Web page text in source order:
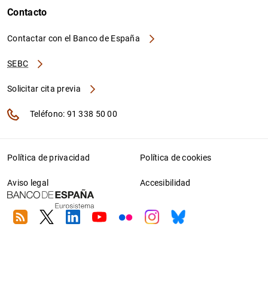
Contacto
Contactar con el Banco de España
SEBC
Solicitar cita previa
Teléfono: 91 338 50 00
Política de privacidad Política de cookies
Aviso legal Accesibilidad
RSS TwitterLinkedin
YoutubeFlickrInstagram
Bluesky